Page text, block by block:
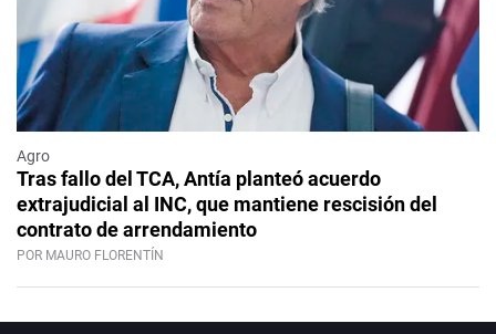
Agro
Tras fallo del TCA, Antía planteó acuerdo
extrajudicial al INC, que mantiene rescisión del
contrato de arrendamiento
POR MAURO FLORENTÍN